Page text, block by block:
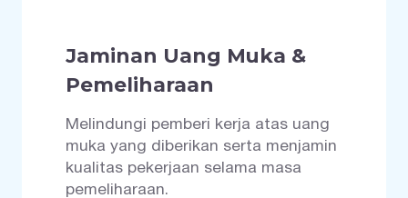
Jaminan Uang Muka &
Pemeliharaan
Melindungi pemberi kerja atas uang
muka yang diberikan serta menjamin
kualitas pekerjaan selama masa
pemeliharaan.